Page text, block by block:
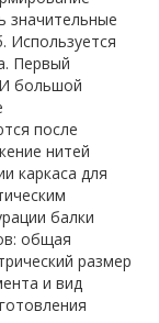
значительные
Используется
Первый
большой
после
нитей
каркаса для
балки
общая
размер
и вид